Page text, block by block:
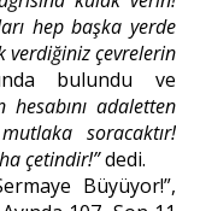
hep başka yerde
verdiğiniz çevrelerin
bulundu ve
hesabını adaletten
soracaktır!
çetindir!”dedi.
Büyüyor!”,